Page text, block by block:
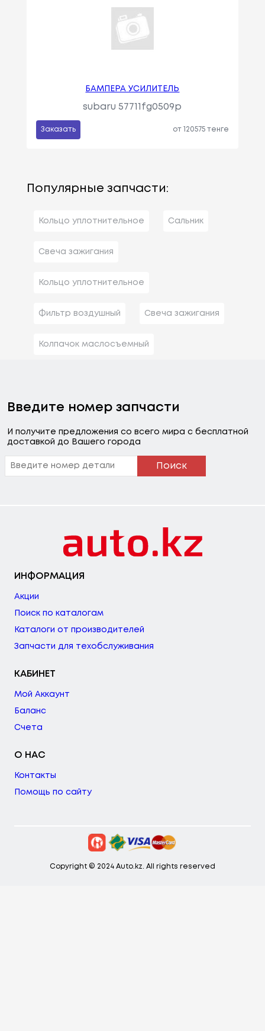
БАМПЕРА УСИЛИТЕЛЬ
subaru 57711fg0509p
Заказать от 120575 тенге
Популярные запчасти:
Кольцо уплотнительное Сальник
Свеча зажигания
Кольцо уплотнительное
Фильтр воздушный Свеча зажигания
Колпачок маслосъемный
Введите номер запчасти
И получите предложения со всего мира с бесплатной
доставкой до Вашего города
Поиск
ИНФОРМАЦИЯ
Акции
Поиск по каталогам
Каталоги от производителей
Запчасти для техобслуживания
КАБИНЕТ
Мой Аккаунт
Баланс
Счета
О НАС
Контакты
Помощь по сайту
Copyright © 2024 Auto.kz. All rights reserved